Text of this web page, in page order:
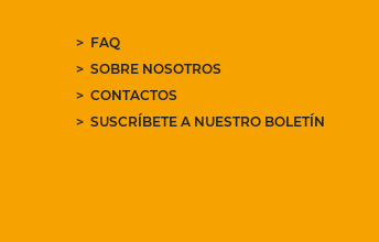
FAQ
SOBRE NOSOTROS
CONTACTOS
SUSCRÍBETE A NUESTRO BOLETÍN